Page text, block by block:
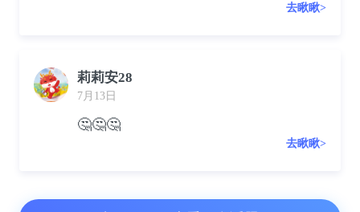
去瞅瞅>
莉莉安28
7月13日
🤔🤔🤔
去瞅瞅>